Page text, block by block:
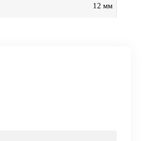
12 мм